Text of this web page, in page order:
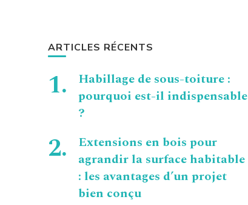
ARTICLES RÉCENTS
Habillage de sous-toiture :
pourquoi est-il indispensable
?
Extensions en bois pour
agrandir la surface habitable
: les avantages d’un projet
bien conçu